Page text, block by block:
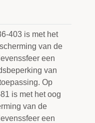
403 is met het
van de
een
van
Op
is met het oog
van de
een